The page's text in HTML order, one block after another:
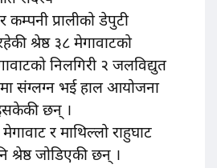
कम्पनी प्रालीको डेपुटी
श्रेष्ठ ३८ मेगावाटको
निलगिरी २ जलविद्युत
संग्लग्न भई हाल आयोजना
छन् ।
र माथिल्लो राहुघाट
श्रेष्ठ जोडिएकी छन् ।